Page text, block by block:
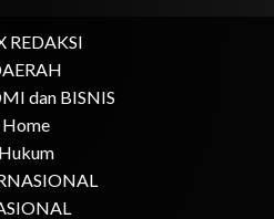
REDAKSI
dan BISNIS
Home
Hukum